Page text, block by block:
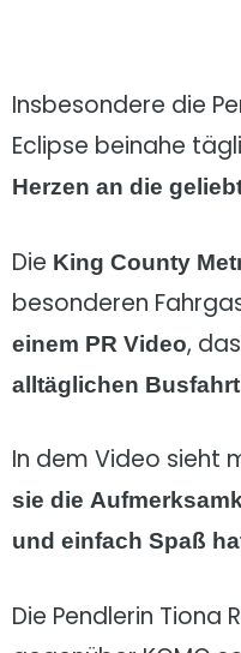
Insbesondere die
Eclipse beinahe
Herzen an die
Die King County
besonderen
einem PR Video,
alltäglichen Busfahrt
In dem Video sieht
sie die
und einfach Spaß
Die Pendlerin Tiona